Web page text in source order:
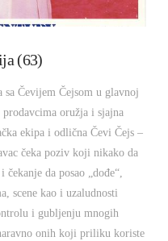
(63)
Čevijem Čejsom u glavnoj
oružja i sjajna
ekipa i odlična Čevi Čejs –
čeka poziv koji nikako da
da posao „dođe“,
scene kao i uzaludnosti
i gubljenju mnogih
onih koji priliku koriste